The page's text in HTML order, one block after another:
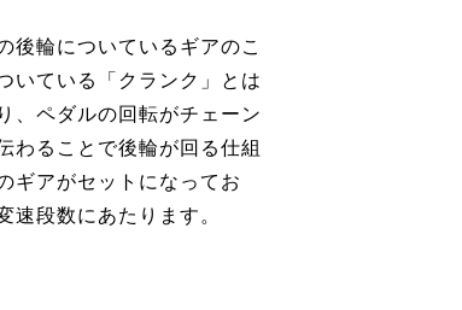
後輪についているギアのこ
いている「クランク」とは
、ペダルの回転がチェーン
わることで後輪が回る仕組
ギアがセットになってお
速段数にあたります。